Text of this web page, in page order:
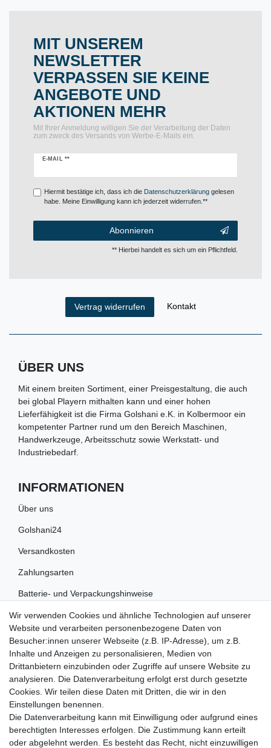
MIT UNSEREM
NEWSLETTER
VERPASSEN SIE KEINE
ANGEBOTE UND
AKTIONEN MEHR
Mit Ihrer Anmeldung willigen Sie der Verarbeitung der Daten
zum zweck des Versands von Werbe-E-Mails ein.
E-MAIL **
Newsletter
Hiermit bestätige ich, dass ich die Daten­schutz­erklärunggelesen
habe. Meine Einwilligung kann ich jederzeit widerrufen.**
Abonnieren
** Hierbei handelt es sich um ein Pflichtfeld.
Vertrag widerrufen Kontakt
ÜBER UNS
Mit einem breiten Sortiment, einer Preisgestaltung, die auch
bei global Playern mithalten kann und einer hohen
Lieferfähigkeit ist die Firma Golshani e.K. in Kolbermoor ein
kompetenter Partner rund um den Bereich Maschinen,
Handwerkzeuge, Arbeitsschutz sowie Werkstatt- und
Industriebedarf.
INFORMATIONEN
Über uns
Golshani24
Versandkosten
Zahlungsarten
Batterie- und Verpackungshinweise
RECHTLICHES
Impressum
Datenschutz
Widerrufsrecht
AGB
Widerrufsformular
Wir verwenden Cookies und ähnliche Technologien auf unserer
Website und verarbeiten personenbezogene Daten von
Besucher:innen unserer Webseite (z.B. IP-Adresse), um z.B.
Inhalte und Anzeigen zu personalisieren, Medien von
Drittanbietern einzubinden oder Zugriffe auf unsere Website zu
analysieren. Die Datenverarbeitung erfolgt erst durch gesetzte
Cookies. Wir teilen diese Daten mit Dritten, die wir in den
Einstellungen benennen.
Die Datenverarbeitung kann mit Einwilligung oder aufgrund eines
berechtigten Interesses erfolgen. Die Zustimmung kann erteilt
oder abgelehnt werden. Es besteht das Recht, nicht einzuwilligen